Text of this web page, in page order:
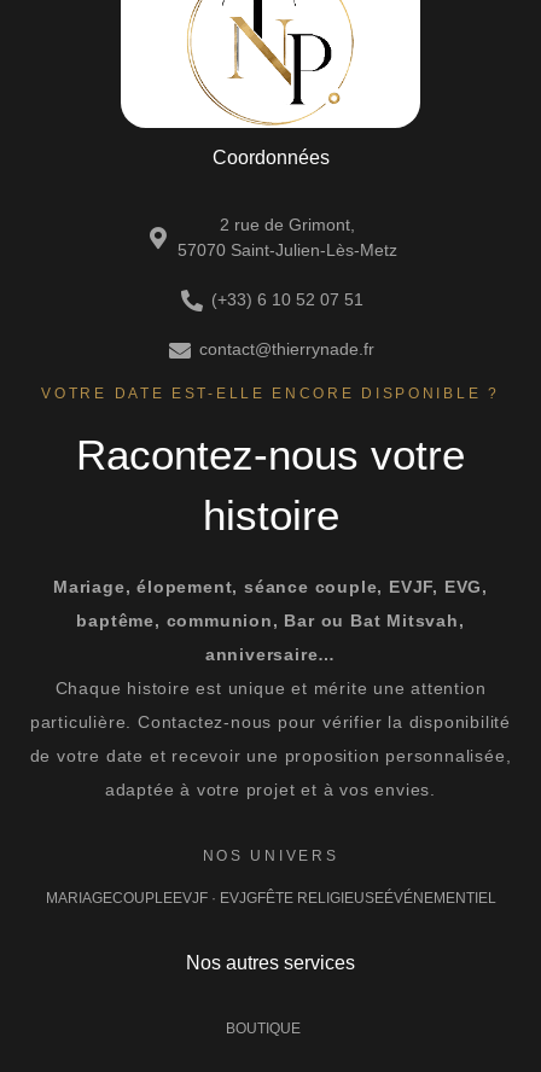
Coordonnées
2 rue de Grimont,
57070 Saint-Julien-Lès-Metz
(+33) 6 10 52 07 51
contact@thierrynade.fr
VOTRE DATE EST-ELLE ENCORE DISPONIBLE ?
Racontez-nous votre
histoire
Mariage, élopement, séance couple, EVJF, EVG,
baptême, communion, Bar ou Bat Mitsvah,
anniversaire…
Chaque histoire est unique et mérite une attention
particulière. Contactez-nous pour vérifier la disponibilité
de votre date et recevoir une proposition personnalisée,
adaptée à votre projet et à vos envies.
NOS UNIVERS
MARIAGECOUPLEEVJF · EVJGFÊTE RELIGIEUSEÉVÉNEMENTIEL
Nos autres services
BOUTIQUE